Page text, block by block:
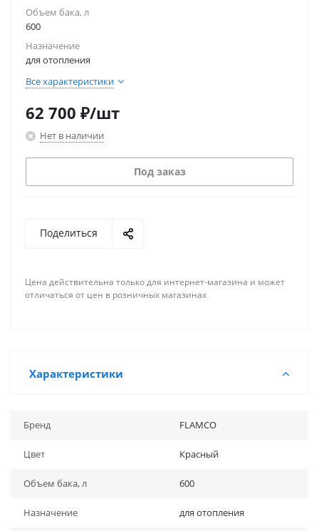
Объем бака, л
600
Назначение
для отопления
Все характеристики
62 700 ₽/шт
Нет в наличии
Под заказ
Поделиться
Цена действительна только для интернет-магазина и может
отличаться от цен в розничных магазинах
Характеристики
Бренд FLAMCO
Цвет Красный
Объем бака, л 600
Назначение для отопления